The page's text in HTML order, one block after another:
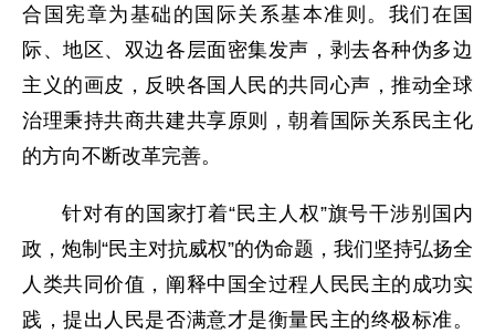
合国宪章为基础的国际关系基本准则。我们在国
际、地区、双边各层面密集发声，剥去各种伪多边
主义的画皮，反映各国人民的共同心声，推动全球
治理秉持共商共建共享原则，朝着国际关系民主化
的方向不断改革完善。
针对有的国家打着“民主人权”旗号干涉别国内
政，炮制“民主对抗威权”的伪命题，我们坚持弘扬全
人类共同价值，阐释中国全过程人民民主的成功实
践，提出人民是否满意才是衡量民主的终极标准。